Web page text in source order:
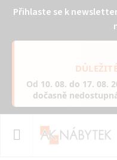
Přihlaste se k
Od 10. 08. do 17. 08.
dočasně